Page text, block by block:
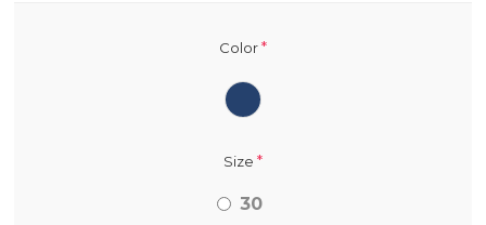
Color*
Size *
30